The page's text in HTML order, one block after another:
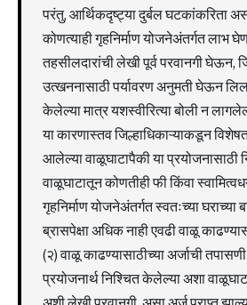
परंतु, आर्थिकदृष्ट्या दुर्बल घटकांकरिता
कोणत्याही गृहनिर्माण योजनेअंतर्गत लाभ
तहसीलदारांची लेखी पूर्व परवानगी घेऊन,
उत्खननासाठी पर्यावरण अनुमती घेऊन
केलेल्या मात्र यशस्वीरित्या बोली न
या कारणास्तव जिल्हाधिकाऱ्याकडून
आलेल्या वाळूघाटापैकी या प्रयोजनासाठी
वाळूघाटातून कोणतीही फी किंवा
गृहनिर्माण योजनेअंतर्गत स्वतःच्या घराच्या
ब्रासपेक्षा अधिक नाही एवढी वाळू
(२) वाळू काढण्यासाठीच्या अर्जाची
प्रयोजनार्थ निश्चित केलेल्या अशा